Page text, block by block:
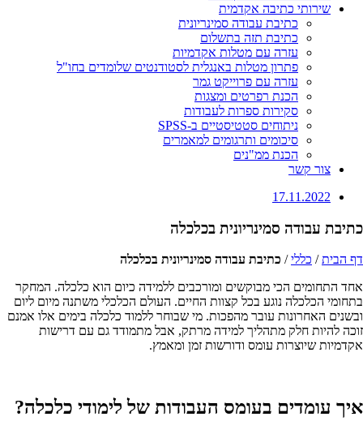
שירותי כתיבה אקדמית
כתיבת עבודה סמינריונית
כתיבת תזה בתשלום
עזרה עם מטלות אקדמיות
פתרון מטלות באנגלית לסטודנטים שלומדים בחו"ל
עזרה עם פרוייקט גמר
הכנת רפרטים ומצגות
סקירות ספרות לעבודות
ניתוחים סטטיסטיים ב-SPSS
סיכומים ותרגומים למאמרים
הכנת ממ"נים
צור קשר
17.11.2022
כתיבת עבודה סמינריונית בכלכלה
דף הבית/ כללי/ כתיבת עבודה סמינריונית בכלכלה
אחד התחומים הכי מבוקשים ומורכבים ללמידה כיום הוא כלכלה. המחקר
בתחומי הכלכלה נוגע בכל קצוות החיים. העולם הכלכלי משתנה מיום ליום
ובשנים האחרונות עובר מהפכות. מי שבוחר ללמוד כלכלה בימים אלו אמנם
זוכה להיות חלק מתהליך למידה מרתק, אבל מתמודד גם עם דרישות
אקדמיות שיוצרות עומס ודורשות זמן ומאמץ.
איך עומדים בעומס העבודות של לימודי כלכלה?